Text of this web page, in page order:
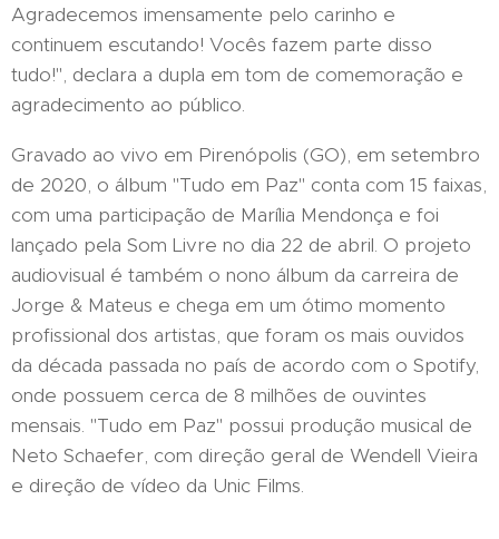
Agradecemos imensamente pelo carinho e
continuem escutando! Vocês fazem parte disso
tudo!", declara a dupla em tom de comemoração e
agradecimento ao público.
Gravado ao vivo em Pirenópolis (GO), em setembro
de 2020, o álbum "Tudo em Paz" conta com 15 faixas,
com uma participação de Marília Mendonça e foi
lançado pela Som Livre no dia 22 de abril. O projeto
audiovisual é também o nono álbum da carreira de
Jorge & Mateus e chega em um ótimo momento
profissional dos artistas, que foram os mais ouvidos
da década passada no país de acordo com o Spotify,
onde possuem cerca de 8 milhões de ouvintes
mensais. "Tudo em Paz" possui produção musical de
Neto Schaefer, com direção geral de Wendell Vieira
e direção de vídeo da Unic Films.